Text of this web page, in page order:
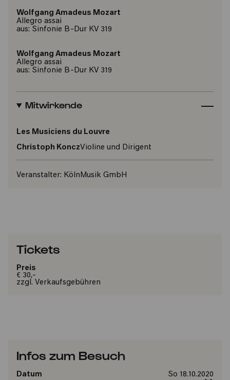
Wolfgang Amadeus Mozart
Allegro assai
aus: Sinfonie B-Dur KV 319
Wolfgang Amadeus Mozart
Allegro assai
aus: Sinfonie B-Dur KV 319
Mitwirkende
Les Musiciens du Louvre
Christoph KonczVioline und Dirigent
Veranstalter: KölnMusik GmbH
Tickets
Preis
€ 30,-
zzgl. Verkaufsgebühren
Infos zum Besuch
Datum
So 18.10.2020